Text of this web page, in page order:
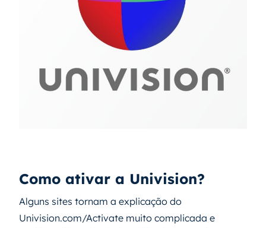
Como ativar a Univision?
Alguns sites tornam a explicação do
Univision.com/Activate muito complicada e